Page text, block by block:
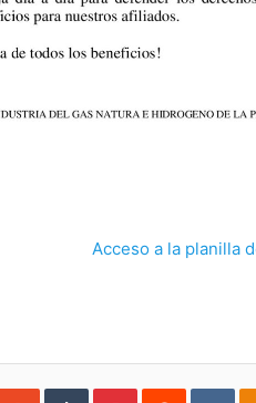
Acceso a la planilla
StumbleUpon
TumblrPinterestReddit